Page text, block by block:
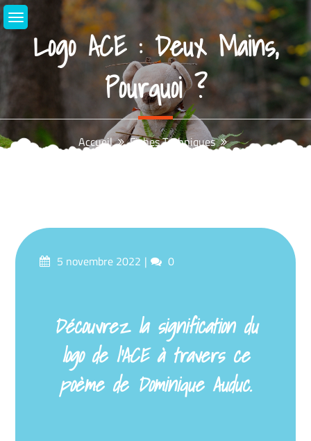
Aller
au
contenuLogo ACE : Deux Mains,
Pourquoi ?
Accueil
Fiches Techniques
Posté5 novembre 2022 commentaires
0
Découvrez la signification du
logo de l’ACE à travers ce
poème de Dominique Auduc.